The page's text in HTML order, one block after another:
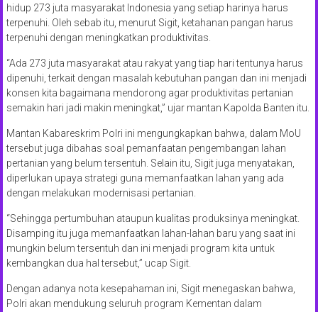
hidup 273 juta masyarakat Indonesia yang setiap harinya harus
terpenuhi. Oleh sebab itu, menurut Sigit, ketahanan pangan harus
terpenuhi dengan meningkatkan produktivitas.
“Ada 273 juta masyarakat atau rakyat yang tiap hari tentunya harus
dipenuhi, terkait dengan masalah kebutuhan pangan dan ini menjadi
konsen kita bagaimana mendorong agar produktivitas pertanian
semakin hari jadi makin meningkat,” ujar mantan Kapolda Banten itu.
Mantan Kabareskrim Polri ini mengungkapkan bahwa, dalam MoU
tersebut juga dibahas soal pemanfaatan pengembangan lahan
pertanian yang belum tersentuh. Selain itu, Sigit juga menyatakan,
diperlukan upaya strategi guna memanfaatkan lahan yang ada
dengan melakukan modernisasi pertanian.
“Sehingga pertumbuhan ataupun kualitas produksinya meningkat.
Disamping itu juga memanfaatkan lahan-lahan baru yang saat ini
mungkin belum tersentuh dan ini menjadi program kita untuk
kembangkan dua hal tersebut,” ucap Sigit.
Dengan adanya nota kesepahaman ini, Sigit menegaskan bahwa,
Polri akan mendukung seluruh program Kementan dalam